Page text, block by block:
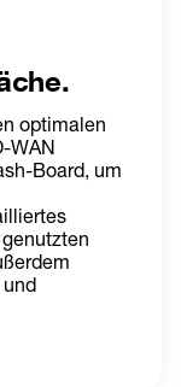
optimalen
WAN
Board, um